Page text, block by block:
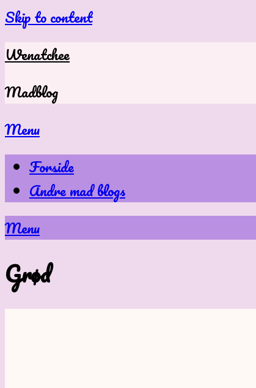
Skip to content
Wenatchee
Madblog
Menu
Forside
Andre mad blogs
Menu
Grød